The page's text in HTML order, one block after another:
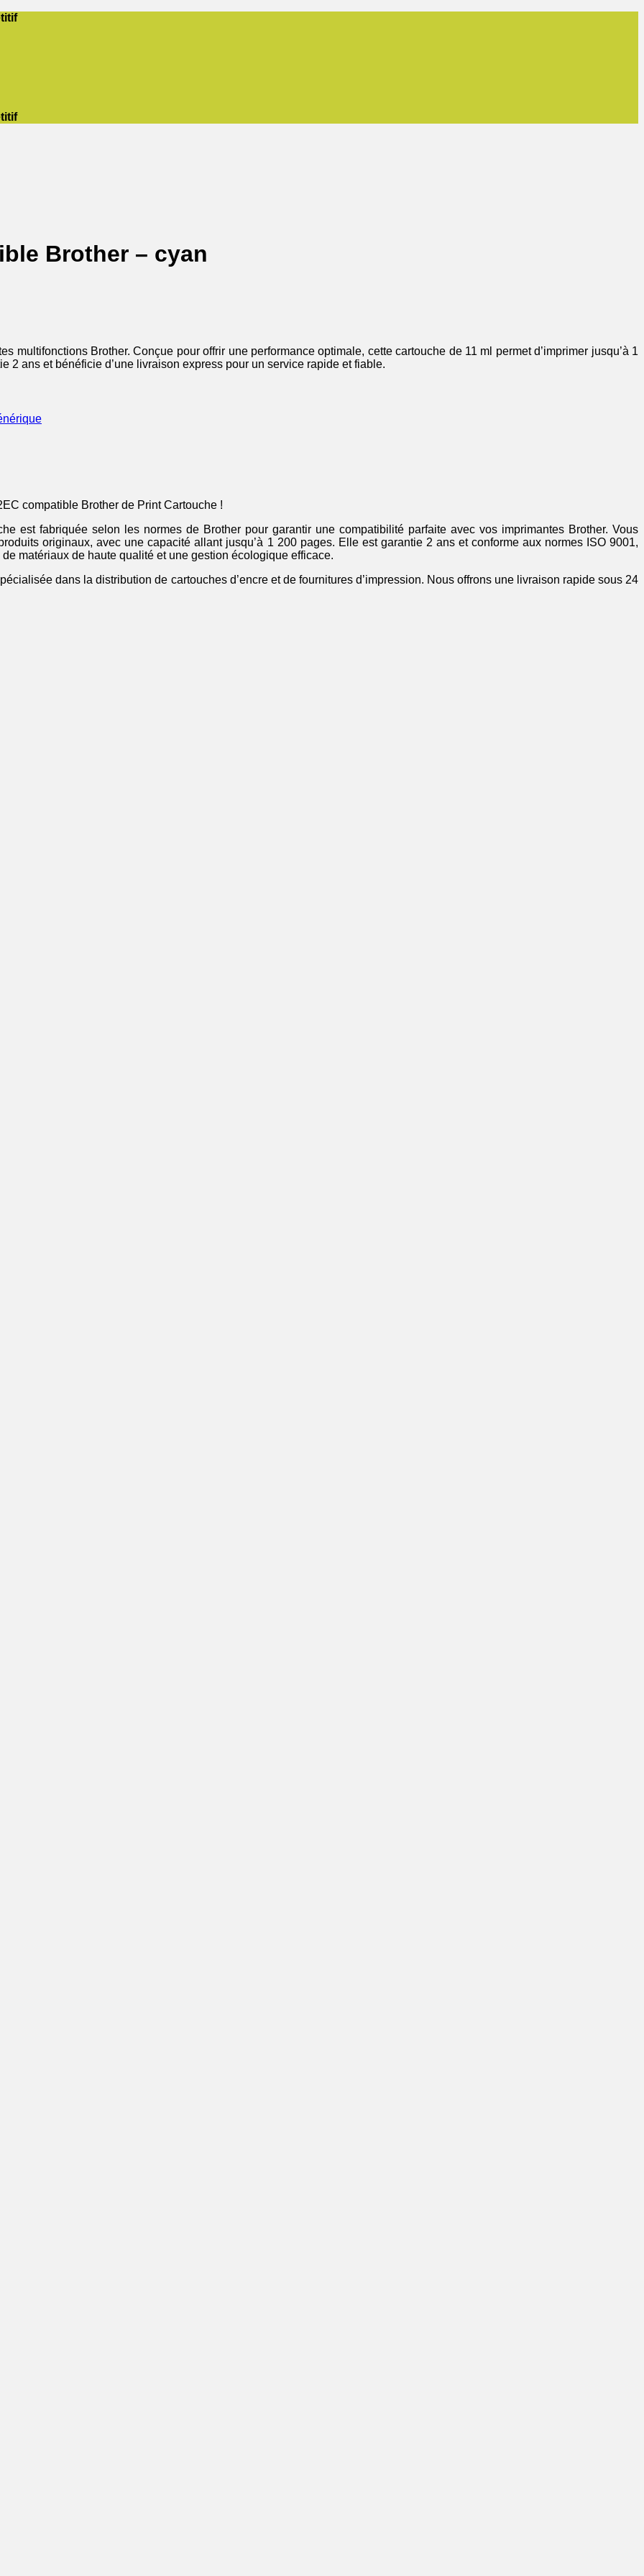
Brother – cyan
multifonctions Brother. Conçue pour offrir une performance optimale, cette cartouche de 11 ml permet d’imprimer jusqu’à 1
2 ans et bénéficie d’une livraison express pour un service rapide et fiable.
compatible Brother de Print Cartouche !
est fabriquée selon les normes de Brother pour garantir une compatibilité parfaite avec vos imprimantes Brother. Vous
originaux, avec une capacité allant jusqu’à 1 200 pages. Elle est garantie 2 ans et conforme aux normes ISO 9001,
matériaux de haute qualité et une gestion écologique efficace.
dans la distribution de cartouches d’encre et de fournitures d’impression. Nous offrons une livraison rapide sous 24